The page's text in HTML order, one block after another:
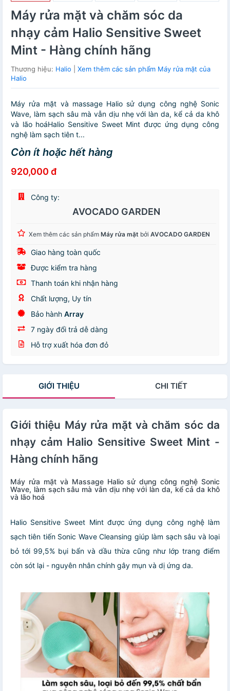
Máy rửa mặt và chăm sóc da
nhạy cảm Halio Sensitive Sweet
Mint - Hàng chính hãng
Thương hiệu: Halio
Xem thêm các sản phẩm Máy rửa mặt của
Halio
Máy rửa mặt và massage Halio sử dụng công nghệ Sonic
Wave, làm sạch sâu mà vẫn dịu nhẹ với làn da, kể cả da khô
và lão hoáHalio Sensitive Sweet Mint được ứng dụng công
nghệ làm sạch tiên t...
Còn ít hoặc hết hàng
920,000 đ
Công ty:
AVOCADO GARDEN
Xem thêm các sản phẩm Máy rửa mặt bởi AVOCADO GARDEN
Giao hàng toàn quốc
Được kiểm tra hàng
Thanh toán khi nhận hàng
Chất lượng, Uy tín
Bảo hành Array
7 ngày đổi trả dễ dàng
Hỗ trợ xuất hóa đơn đỏ
GIỚI THIỆU CHI TIẾT
Giới thiệu Máy rửa mặt và chăm sóc da
nhạy cảm Halio Sensitive Sweet Mint -
Hàng chính hãng
Máy rửa mặt và MassageHalio sử dụng công nghệ Sonic
Wave, làm sạch sâu mà vẫn dịu nhẹ với làn da, kể cả da khô
và lão hoá
Halio Sensitive Sweet Mint được ứng dụng công nghệ làm
sạch tiên tiến Sonic Wave Cleansing giúp làm sạch sâu và loại
bỏ tới 99,5% bụi bẩn và dầu thừa cũng như lớp trang điểm
còn sót lại - nguyên nhân chính gây mụn và dị ứng da.